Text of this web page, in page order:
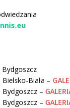
Bydgoszcz
Biała –
Bydgoszcz –
Bydgoszcz –